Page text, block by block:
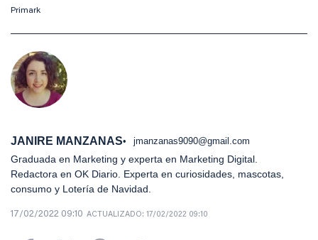
Primark
JANIRE MANZANAS jmanzanas9090@gmail.com
Graduada en Marketing y experta en Marketing Digital.
Redactora en OK Diario. Experta en curiosidades, mascotas,
consumo y Lotería de Navidad.
17/02/2022 09:10 ACTUALIZADO: 17/02/2022 09:10